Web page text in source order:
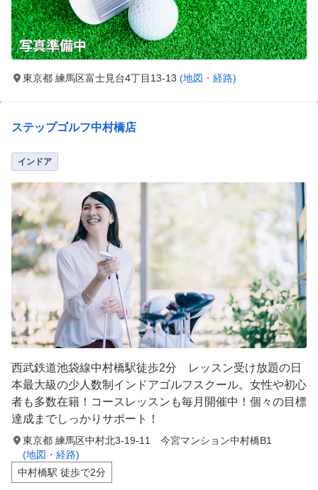
東京都 練馬区富士見台4丁目13-13 (地図・経路)
ステップゴルフ中村橋店
インドア
西武鉄道池袋線中村橋駅徒歩2分 レッスン受け放題の日
本最大級の少人数制インドアゴルフスクール。女性や初心
者も多数在籍！コースレッスンも毎月開催中！個々の目標
達成までしっかりサポート！
東京都 練馬区中村北3-19-11 今宮マンション中村橋B1
(地図・経路)
中村橋駅 徒歩で2分